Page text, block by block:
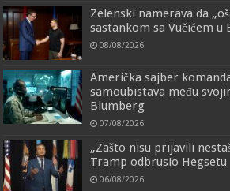
Zelenski namerava da
sastankom sa Vučićem u
08/08/2026
Američka sajber
samoubistava među
Blumberg
07/08/2026
„Zašto nisu prijavili
Tramp odbrusio Hegsetu
06/08/2026